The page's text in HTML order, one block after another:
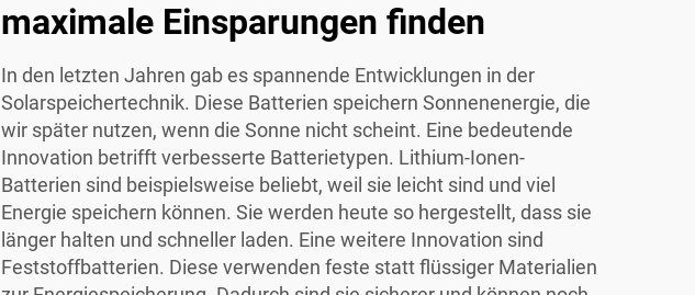
maximale Einsparungen finden
In den letzten Jahren gab es spannende Entwicklungen in der
Solarspeichertechnik. Diese Batterien speichern Sonnenenergie, die
wir später nutzen, wenn die Sonne nicht scheint. Eine bedeutende
Innovation betrifft verbesserte Batterietypen. Lithium-Ionen-
Batterien sind beispielsweise beliebt, weil sie leicht sind und viel
Energie speichern können. Sie werden heute so hergestellt, dass sie
länger halten und schneller laden. Eine weitere Innovation sind
Feststoffbatterien. Diese verwenden feste statt flüssiger Materialien